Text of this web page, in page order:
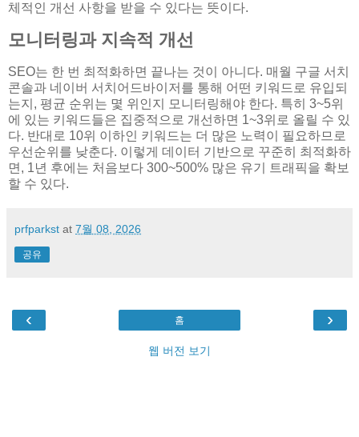
체적인 개선 사항을 받을 수 있다는 뜻이다.
모니터링과 지속적 개선
SEO는 한 번 최적화하면 끝나는 것이 아니다. 매월 구글 서치
콘솔과 네이버 서치어드바이저를 통해 어떤 키워드로 유입되
는지, 평균 순위는 몇 위인지 모니터링해야 한다. 특히 3~5위
에 있는 키워드들은 집중적으로 개선하면 1~3위로 올릴 수 있
다. 반대로 10위 이하인 키워드는 더 많은 노력이 필요하므로
우선순위를 낮춘다. 이렇게 데이터 기반으로 꾸준히 최적화하
면, 1년 후에는 처음보다 300~500% 많은 유기 트래픽을 확보
할 수 있다.
prfparkst at 7월 08, 2026
공유
‹ ›
홈
웹 버전 보기